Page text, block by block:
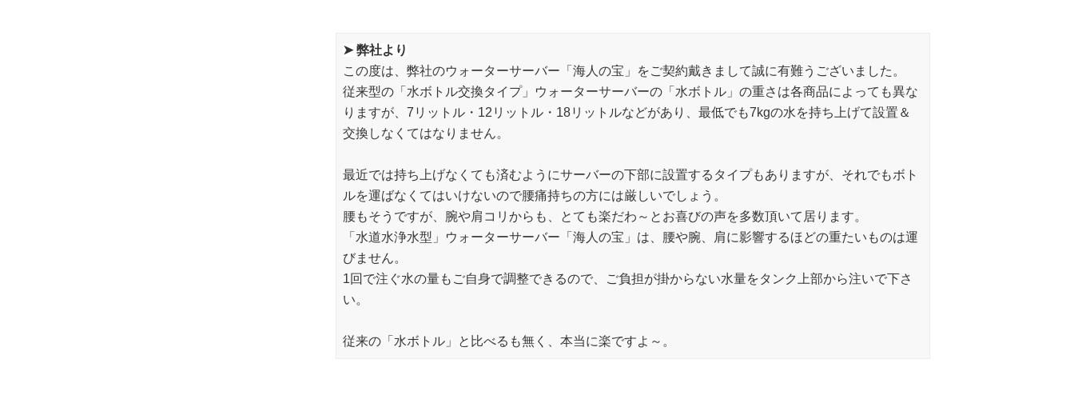
➤ 弊社より
この度は、弊社のウォーターサーバー「海人の宝」をご契約戴きまして誠に有難うございました。
従来型の「水ボトル交換タイプ」ウォーターサーバーの「水ボトル」の重さは各商品によっても異な
りますが、7リットル・12リットル・18リットルなどがあり、最低でも7kgの水を持ち上げて設置＆
交換しなくてはなりません。
最近では持ち上げなくても済むようにサーバーの下部に設置するタイプもありますが、それでもボト
ルを運ばなくてはいけないので腰痛持ちの方には厳しいでしょう。
腰もそうですが、腕や肩コリからも、とても楽だわ～とお喜びの声を多数頂いて居ります。
「水道水浄水型」ウォーターサーバー「海人の宝」は、腰や腕、肩に影響するほどの重たいものは運
びません。
1回で注ぐ水の量もご自身で調整できるので、ご負担が掛からない水量をタンク上部から注いで下さ
い。
従来の「水ボトル」と比べるも無く、本当に楽ですよ～。